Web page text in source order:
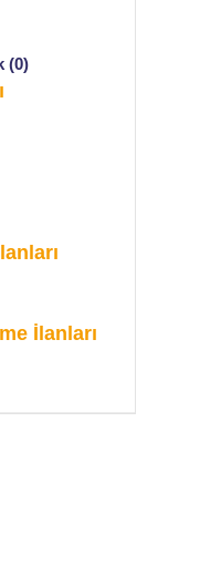
(0)
İlanları